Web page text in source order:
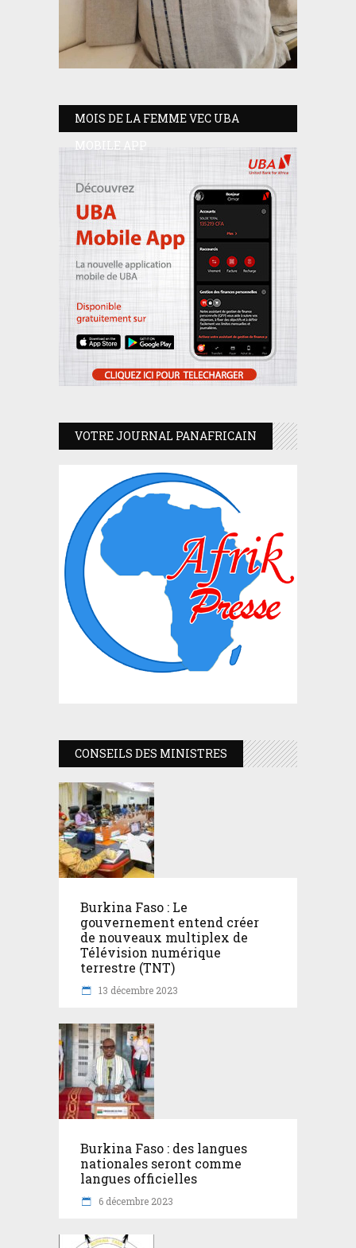
MOIS DE LA FEMME VEC UBA
MOBILE APP
VOTRE JOURNAL PANAFRICAIN
CONSEILS DES MINISTRES
Burkina Faso : Le
gouvernement entend créer
de nouveaux multiplex de
Télévision numérique
terrestre (TNT)
13 décembre 2023
Burkina Faso : des langues
nationales seront comme
langues officielles
6 décembre 2023